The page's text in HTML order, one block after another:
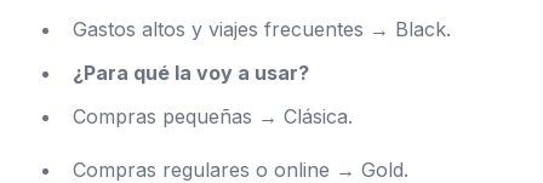
Gastos altos y viajes frecuentes → Black.
¿Para qué la voy a usar?
Compras pequeñas → Clásica.
Compras regulares o online → Gold.